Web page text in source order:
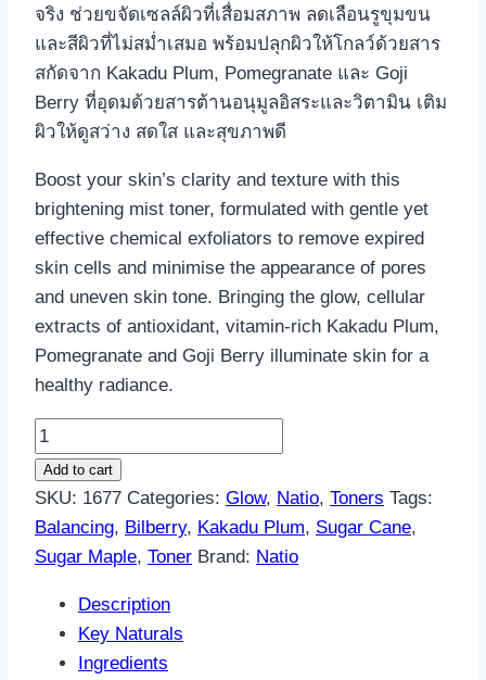
จริง ช่วยขจัดเซลล์ผิวที่เสื่อมสภาพ ลดเลือนรูขุมขน
และสีผิวที่ไม่สม่ำเสมอ พร้อมปลุกผิวให้โกลว์ด้วยสาร
สกัดจาก Kakadu Plum, Pomegranate และ Goji
Berry ที่อุดมด้วยสารต้านอนุมูลอิสระและวิตามิน เติม
ผิวให้ดูสว่าง สดใส และสุขภาพดี
Boost your skin’s clarity and texture with this
brightening mist toner, formulated with gentle yet
effective chemical exfoliators to remove expired
skin cells and minimise the appearance of pores
and uneven skin tone. Bringing the glow, cellular
extracts of antioxidant, vitamin-rich Kakadu Plum,
Pomegranate and Goji Berry illuminate skin for a
healthy radiance.
Glow
Brighter
Skin
Refining
Toner
Add to cart
SKU: 1677 Categories: Glow, Natio, Toners Tags:
Balancing, Bilberry, Kakadu Plum, Sugar Cane,
Sugar Maple, Toner Brand: Natio
Description
Key Naturals
Ingredients